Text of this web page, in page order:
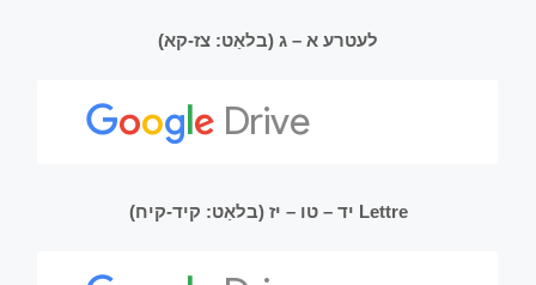
לעטרע א – ג (בלאַט: צז-קא)
Lettre יד – טו – יז (בלאַט: קיד-קיח)